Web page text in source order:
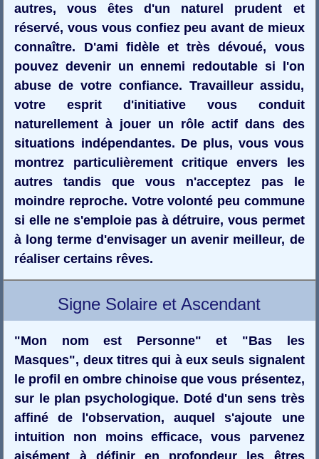
autres, vous êtes d'un naturel prudent et
réservé, vous vous confiez peu avant de mieux
connaître. D'ami fidèle et très dévoué, vous
pouvez devenir un ennemi redoutable si l'on
abuse de votre confiance. Travailleur assidu,
votre esprit d'initiative vous conduit
naturellement à jouer un rôle actif dans des
situations indépendantes. De plus, vous vous
montrez particulièrement critique envers les
autres tandis que vous n'acceptez pas le
moindre reproche. Votre volonté peu commune
si elle ne s'emploie pas à détruire, vous permet
à long terme d'envisager un avenir meilleur, de
réaliser certains rêves.
Signe Solaire et Ascendant
"Mon nom est Personne" et "Bas les
Masques", deux titres qui à eux seuls signalent
le profil en ombre chinoise que vous présentez,
sur le plan psychologique. Doté d'un sens très
affiné de l'observation, auquel s'ajoute une
intuition non moins efficace, vous parvenez
aisément à définir en profondeur les êtres